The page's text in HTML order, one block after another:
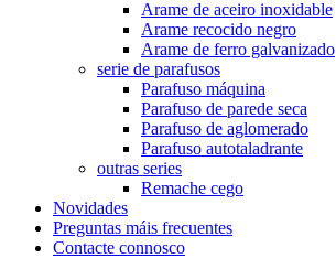
Arame de aceiro inoxidable
Arame recocido negro
Arame de ferro galvanizado
serie de parafusos
Parafuso máquina
Parafuso de parede seca
Parafuso de aglomerado
Parafuso autotaladrante
outras series
Remache cego
Novidades
Preguntas máis frecuentes
Contacte connosco